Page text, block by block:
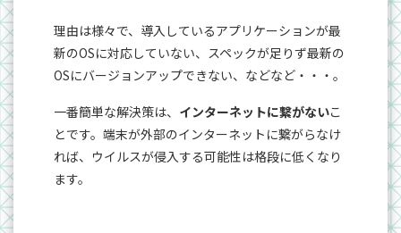
理由は様々で、導入しているアプリケーションが最
新のOSに対応していない、スペックが足りず最新の
OSにバージョンアップできない、などなど・・・。
一番簡単な解決策は、 インターネットに繋がないこ
とです。端末が外部のインターネットに繋がらなけ
れば、ウイルスが侵入する可能性は格段に低くなり
ます。